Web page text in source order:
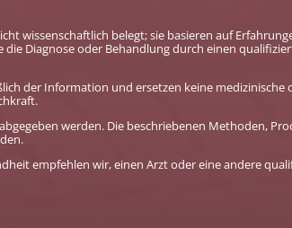
wissenschaftlich belegt; sie basieren auf
Diagnose oder Behandlung durch einen
der Information und ersetzen keine
werden. Die beschriebenen Methoden,
empfehlen wir, einen Arzt oder eine andere